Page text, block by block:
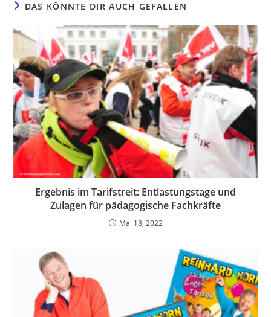
DAS KÖNNTE DIR AUCH GEFALLEN
Ergebnis im Tarifstreit: Entlastungstage und
Zulagen für pädagogische Fachkräfte
Mai 18, 2022